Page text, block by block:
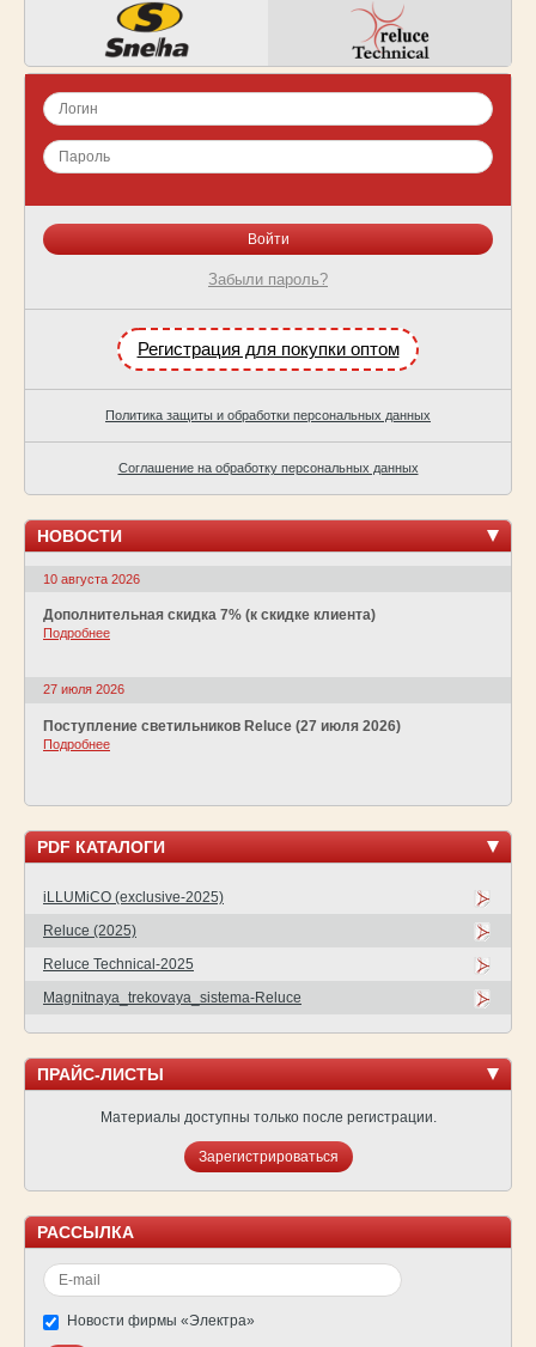
Забыли пароль?
Регистрация для покупки оптом
Политика защиты и обработки персональных данных
Соглашение на обработку персональных данных
НОВОСТИ
10 августа 2026
Дополнительная скидка 7% (к скидке клиента)
Подробнее
27 июля 2026
Поступление светильников Reluce (27 июля 2026)
Подробнее
PDF КАТАЛОГИ
iLLUMiCO (exclusive-2025)
Reluce (2025)
Reluce Technical-2025
Magnitnaya_trekovaya_sistema-Reluce
ПРАЙС-ЛИСТЫ
Материалы доступны только после регистрации.
Зарегистрироваться
РАССЫЛКА
Новости фирмы «Электра»